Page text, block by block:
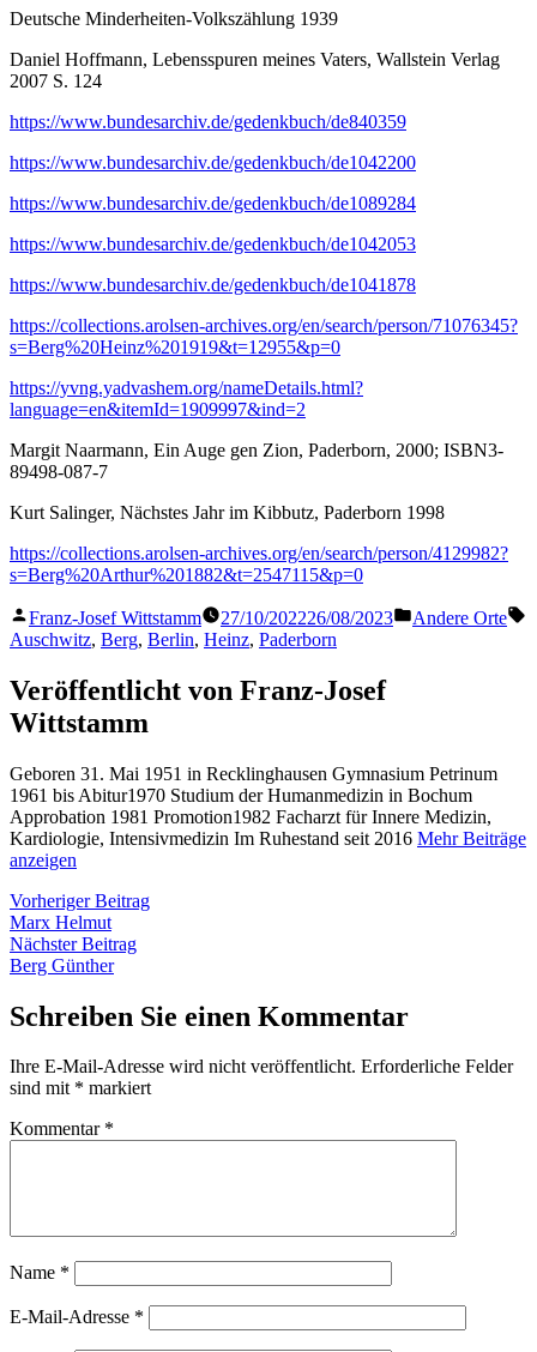
Deutsche Minderheiten-Volkszählung 1939
Daniel Hoffmann, Lebensspuren meines Vaters, Wallstein Verlag
2007 S. 124
https://www.bundesarchiv.de/gedenkbuch/de840359
https://www.bundesarchiv.de/gedenkbuch/de1042200
https://www.bundesarchiv.de/gedenkbuch/de1089284
https://www.bundesarchiv.de/gedenkbuch/de1042053
https://www.bundesarchiv.de/gedenkbuch/de1041878
https://collections.arolsen-archives.org/en/search/person/71076345?
s=Berg%20Heinz%201919&t=12955&p=0
https://yvng.yadvashem.org/nameDetails.html?
language=en&itemId=1909997&ind=2
Margit Naarmann, Ein Auge gen Zion, Paderborn, 2000; ISBN3-
89498-087-7
Kurt Salinger, Nächstes Jahr im Kibbutz, Paderborn 1998
https://collections.arolsen-archives.org/en/search/person/4129982?
s=Berg%20Arthur%201882&t=2547115&p=0
Veröffentlicht
von
Franz-Josef Wittstamm 27/10/202226/08/2023
Veröffentlicht
Andere Orte
Auschwitz, Berg, Berlin, Heinz, Paderborn
Veröffentlicht von Franz-Josef
Wittstamm
Geboren 31. Mai 1951 in Recklinghausen Gymnasium Petrinum
1961 bis Abitur1970 Studium der Humanmedizin in Bochum
Approbation 1981 Promotion1982 Facharzt für Innere Medizin,
Kardiologie, Intensivmedizin Im Ruhestand seit 2016 Mehr Beiträge
anzeigen
Beitragsnavigation
Vorheriger BeitragVorheriger
Marx Helmut
Nächster BeitragNächster
Berg Günther
Schreiben Sie einen Kommentar
Ihre E-Mail-Adresse wird nicht veröffentlicht. Erforderliche Felder
sind mit * markiert
Kommentar *
Name *
E-Mail-Adresse *